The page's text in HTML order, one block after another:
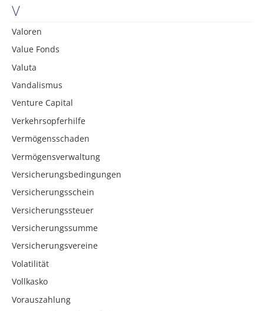
V
Valoren
Value Fonds
Valuta
Vandalismus
Venture Capital
Verkehrsopferhilfe
Vermögensschaden
Vermögensverwaltung
Versicherungsbedingungen
Versicherungsschein
Versicherungssteuer
Versicherungssumme
Versicherungsvereine
Volatilität
Vollkasko
Vorauszahlung